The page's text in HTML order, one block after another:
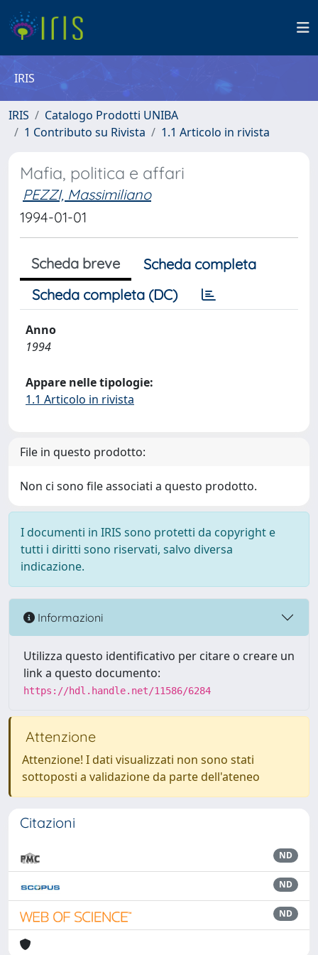
IRIS
IRIS
Catalogo Prodotti UNIBA
1 Contributo su Rivista
1.1 Articolo in rivista
Mafia, politica e affari
PEZZI, Massimiliano
1994-01-01
Scheda breve
Scheda completa
Scheda completa (DC)
Anno
1994
Appare nelle tipologie:
1.1 Articolo in rivista
File in questo prodotto:
Non ci sono file associati a questo prodotto.
I documenti in IRIS sono protetti da copyright e
tutti i diritti sono riservati, salvo diversa
indicazione.
Informazioni
Utilizza questo identificativo per citare o creare un
link a questo documento:
https://hdl.handle.net/11586/6284
Attenzione
Attenzione! I dati visualizzati non sono stati
sottoposti a validazione da parte dell'ateneo
Citazioni
ND
ND
ND